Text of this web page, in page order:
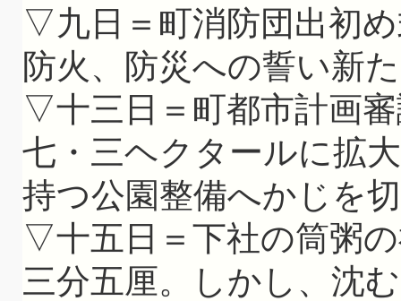
▽九日＝町消防団出初
防火、防災への誓い新
▽十三日＝町都市計画
七・三ヘクタールに拡
持つ公園整備へかじを
▽十五日＝下社の筒粥
三分五厘。しかし、沈